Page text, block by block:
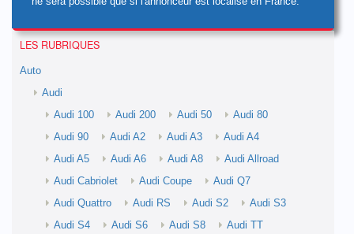
LES RUBRIQUES
Auto
Audi
Audi 100
Audi 200 Audi 50
Audi 80
Audi 90
Audi A2 Audi A3
Audi A4
Audi A5
Audi A6 Audi A8
Audi Allroad
Audi Cabriolet
Audi Coupe
Audi Q7
Audi Quattro
Audi RS Audi S2
Audi S3
Audi S4
Audi S6 Audi S8
Audi TT